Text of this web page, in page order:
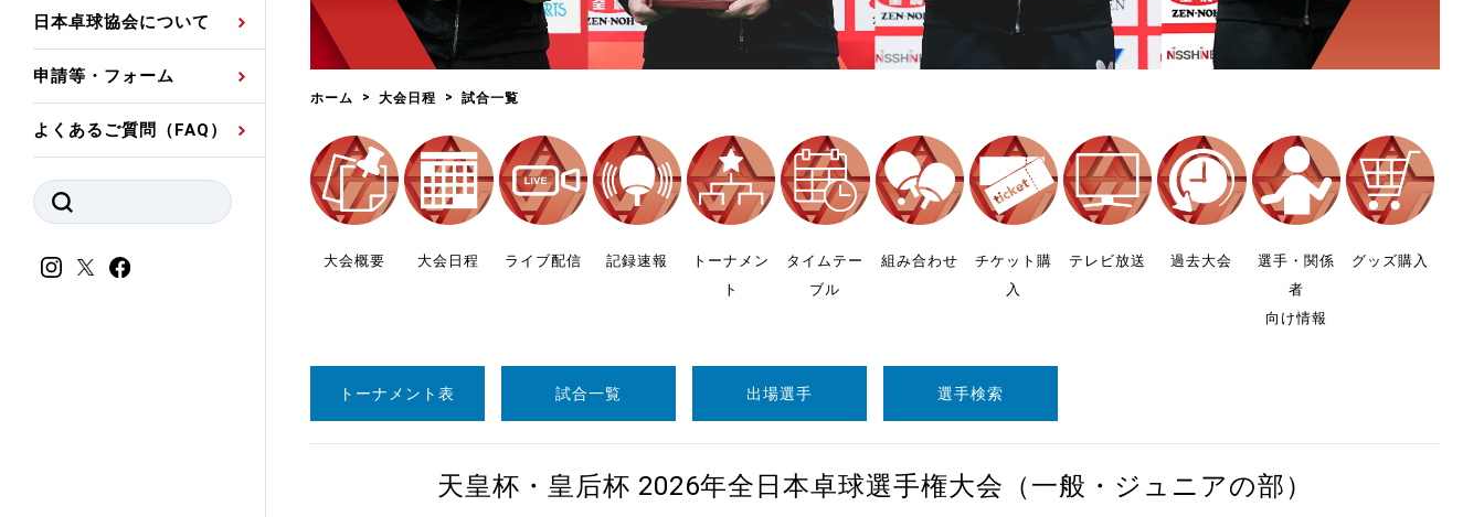
その他
公認メーカー一覧
委員会
指導者養成委員会
競技者育成委員会
スポーツ医・科学委員会
日本卓球協会について
ハンドブックデータ
事業計画・事業報告
財務諸表等
JTTAスポーツ団体ガバナ
ンスコード
申請等・フォーム
よくあるご質問（FAQ）
ホーム 大会日程 試合一覧
大会概要 大会日程 ライブ配信 記録速報
トーナメン
ト
タイムテー
ブル
組み合わせ
チケット購
入
テレビ放送 過去大会
選手・関係
者
向け情報
グッズ購入
トーナメント表 試合一覧 出場選手 選手検索
天皇杯・皇后杯 2026年全日本卓球選手権大会（一般・ジュニアの部）